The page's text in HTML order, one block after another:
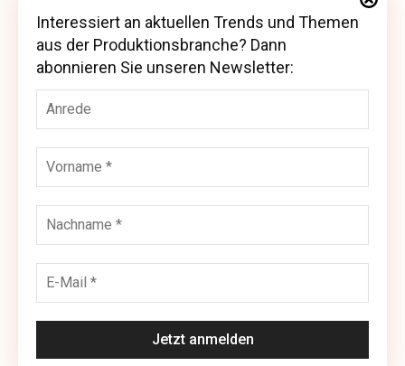
Interessiert an aktuellen Trends und Themen
aus der Produktionsbranche? Dann abonnieren
Sie unseren Newsletter:
Interessiert an aktuellen Trends und Themen
aus der Produktionsbranche? Dann
abonnieren Sie unseren Newsletter: